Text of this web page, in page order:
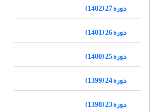
دوره 27 (1402)
دوره 26 (1401)
دوره 25 (1400)
دوره 24 (1399)
دوره 23 (1398)